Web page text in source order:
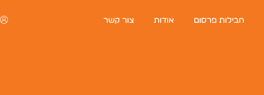
חבילות פרסום אודות צור קשר